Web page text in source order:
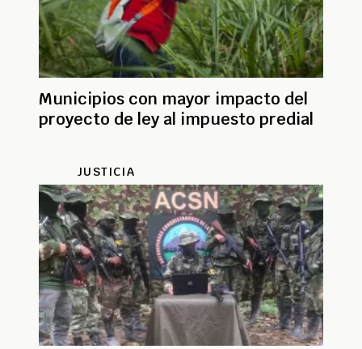
Municipios con mayor impacto del
proyecto de ley al impuesto predial
JUSTICIA